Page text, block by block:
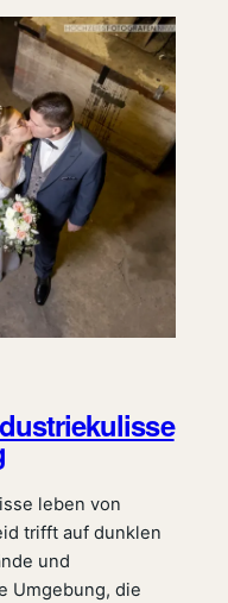
leben von
trifft auf dunklen
und
Umgebung, die